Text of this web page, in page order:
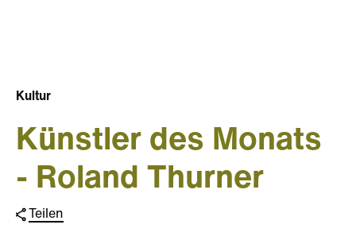
Kultur
Künstler des Monats
- Roland Thurner
Teilen